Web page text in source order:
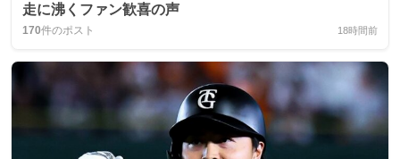
走に沸くファン歓喜の声
170件のポスト 18時間前